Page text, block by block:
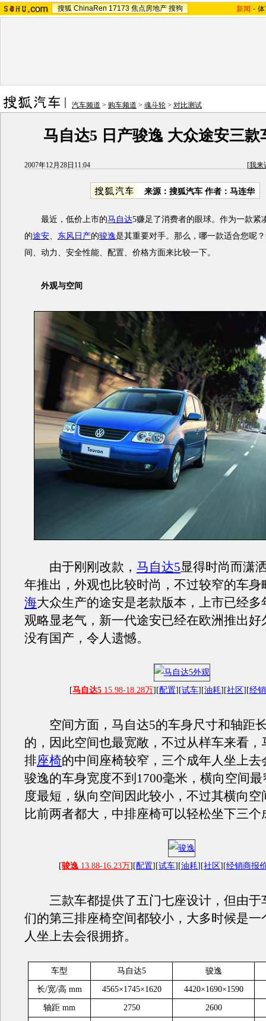
搜狐 ChinaRen 17173 焦点房地产 搜狗 新闻 -
汽车频道 > 购车频道 > 魂斗轮 > 对比测试
马自达5 日产骏逸 大众途安三款
2007年12月28日11:04 [我来
来源：搜狐汽车 作者：马连华
最近，低价上市的马自达5赚足了消费者的眼球。作为一款紧
的途安、 东风日产的骏逸是其重要对手。那么，哪一款适合您呢
间、动力、安全性能、配置、价格方面来比较一下。
外观与空间
由于刚刚改款， 马自达5显得时尚而潇
年推出，外观也比较时尚，不过较窄的车身
海大众生产的途安是老款版本，上市已经多
观略显老气，新一代途安已经在欧洲推出好
没有国产，令人遗憾。
[马自达5 15.98-18.28万][配置][试车][油耗][社区][经
空间方面，马自达5的车身尺寸和轴距
的，因此空间也最宽敞，不过从样车来看，
排座椅的中间座椅较窄，三个成年人坐上去
骏逸的车身宽度不到1700毫米，横向空间
度最短，纵向空间因此较小，不过其横向空
比前两者都大，中排座椅可以轻松坐下三个
[骏逸 13.88-16.23万][配置][试车][油耗][社区][经销商报
三款车都提供了五门七座设计，但由于
们的第三排座椅空间都较小，大多时候是一
人坐上去会很拥挤。
车型 马自达5 骏逸
长/宽/高 mm 4565×1745×1620 4420×1690×1590
轴距 mm 2750 2600